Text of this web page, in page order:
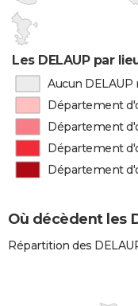
Les DELAUP par
Aucun
Département
Département
Département
Département
Où décèdent les
Répartition des